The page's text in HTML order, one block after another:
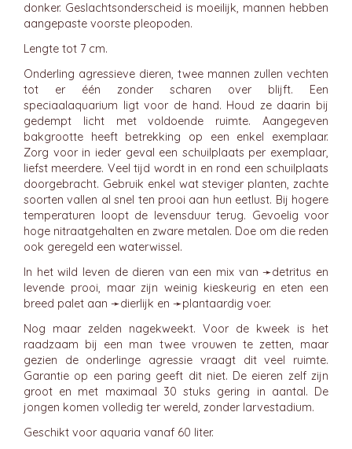
donker. Geslachtsonderscheid is moeilijk, mannen hebben
aangepaste voorste pleopoden.
Lengte tot 7 cm.
Onderling agressieve dieren, twee mannen zullen vechten
tot er één zonder scharen over blijft. Een
speciaalaquarium ligt voor de hand. Houd ze daarin bij
gedempt licht met voldoende ruimte. Aangegeven
bakgrootte heeft betrekking op een enkel exemplaar.
Zorg voor in ieder geval een schuilplaats per exemplaar,
liefst meerdere. Veel tijd wordt in en rond een schuilplaats
doorgebracht. Gebruik enkel wat steviger planten, zachte
soorten vallen al snel ten prooi aan hun eetlust. Bij hogere
temperaturen loopt de levensduur terug. Gevoelig voor
hoge nitraatgehalten en zware metalen. Doe om die reden
ook geregeld een waterwissel.
In het wild leven de dieren van een mix van ➛detritus en
levende prooi, maar zijn weinig kieskeurig en eten een
breed palet aan ➛dierlijk en ➛plantaardig voer.
Nog maar zelden nagekweekt. Voor de kweek is het
raadzaam bij een man twee vrouwen te zetten, maar
gezien de onderlinge agressie vraagt dit veel ruimte.
Garantie op een paring geeft dit niet. De eieren zelf zijn
groot en met maximaal 30 stuks gering in aantal. De
jongen komen volledig ter wereld, zonder larvestadium.
Geschikt voor aquaria vanaf 60 liter.